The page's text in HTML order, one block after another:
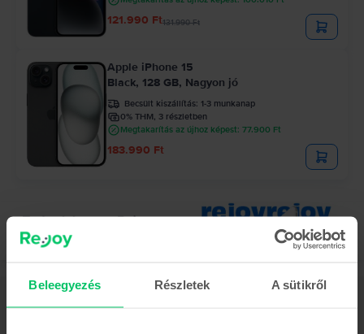
Beleegyezés Részletek A sütikről
121.990 Ft131.990 Ft
Apple iPhone 15
Black, 128 GB, Nagyon jó
Becsült kiszállítás: 1-3 munkanap
0% THM, 3 részletben
Megtakarítás az újhoz képest: 77.900 Ft
183.990 Ft